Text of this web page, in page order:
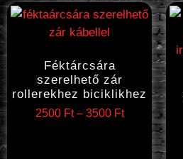
Féktárcsára
szerelhető zár
rollerekhez biciklikhez
2500 Ft – 3500 Ft